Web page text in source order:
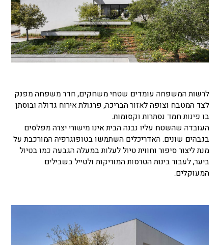
לרשות המשפחה עומדים שטחי משחקים, חדר משפחה מפנק
לצד המטבח וצופה לאזור הבריכה, פרגולת אירוח גדולה ובוסתן
בו פינות חמד נסתרות וקסומות.
העובדה שהשטח עליו נבנה הבית אינו מישורי יצרה מפלסים
בגבהים שונים. האדריכלים השתמשו בטופוגרפיה המורכבת על
מנת ליצור סיפור וחווית טיול לעלות במעלה הגבעה כמו בטיול
ביער, לעבור בינות הטרסות המוריקות ולטייל בשבילים
המעוקלים.